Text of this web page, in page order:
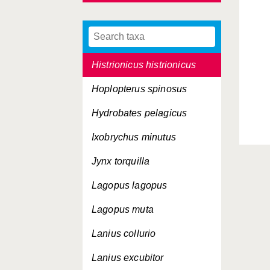
Hirundo rustica
Histrionicus histrionicus
Hoplopterus spinosus
Hydrobates pelagicus
Ixobrychus minutus
Jynx torquilla
Lagopus lagopus
Lagopus muta
Lanius collurio
Lanius excubitor